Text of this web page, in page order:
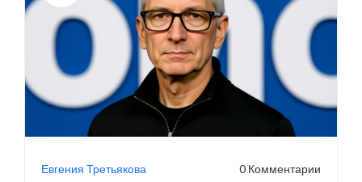
Евгения Третьякова 0 Комментарии